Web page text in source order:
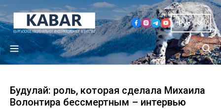
Рус
Будулай: роль, которая сделала Михаила
Волонтира бессмертным – интервью